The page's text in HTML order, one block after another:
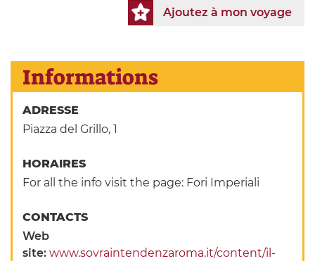
Ajoutez à mon voyage
Informations
ADRESSE
Piazza del Grillo, 1
HORAIRES
For all the info visit the page: Fori Imperiali
CONTACTS
Web
site:www.sovraintendenzaroma.it/content/il-